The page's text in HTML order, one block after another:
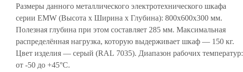
Размеры данного металлического электротехнического шкафа
серии EMW (Высота х Ширина х Глубина): 800х600х300 мм.
Полезная глубина при этом составляет 285 мм. Максимальная
распределённая нагрузка, которую выдерживает шкаф — 150 кг.
Цвет изделия — серый (RAL 7035). Диапазон рабочих температур:
от -50 до +45°C.